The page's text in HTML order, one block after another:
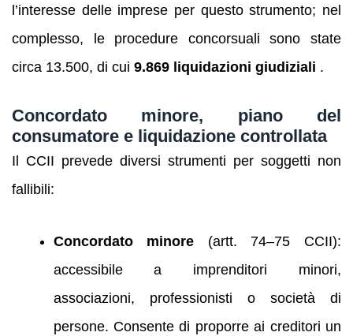
l’interesse delle imprese per questo strumento; nel
complesso, le procedure concorsuali sono state
circa 13.500, di cui 9.869 liquidazioni giudiziali .
Concordato minore, piano del
consumatore e liquidazione controllata
Il CCII prevede diversi strumenti per soggetti non
fallibili:
Concordato minore (artt. 74–75 CCII):
accessibile a imprenditori minori,
associazioni, professionisti o società di
persone. Consente di proporre ai creditori un